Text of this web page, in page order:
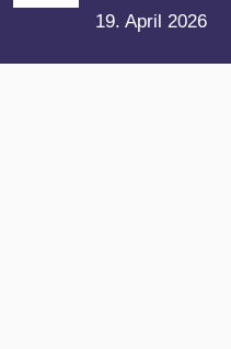
19. April 2026